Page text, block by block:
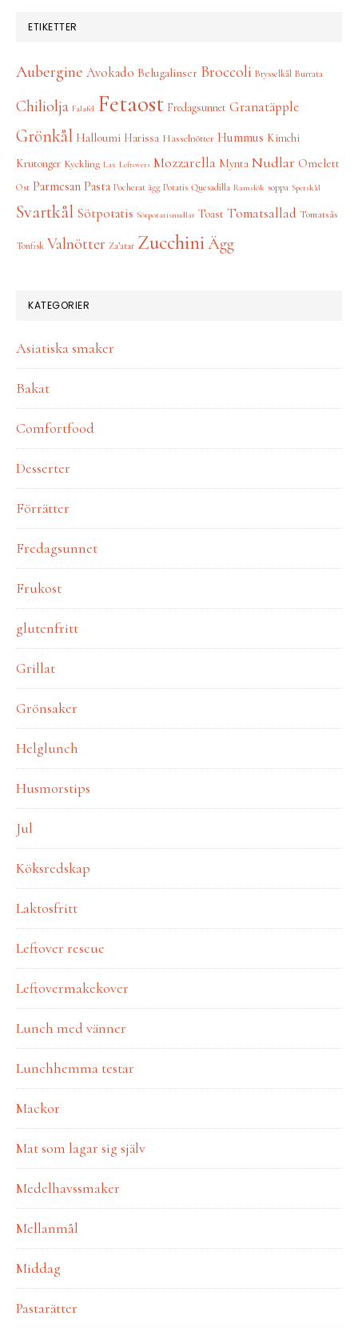
ETIKETTER
Aubergine Avokado Belugalinser Broccoli Brysselkål Burrata
Chiliolja Falafel Fetaost Fredagsunnet Granatäpple
Grönkål Halloumi Harissa Hasselnötter Hummus Kimchi
Krutonger Kyckling Lax Leftovers Mozzarella Mynta Nudlar Omelett
Ost Parmesan Pasta Pocherat ägg Potatis Quesadilla Ramslök soppa Spetskål
Svartkål Sötpotatis Sötpotatisnudlar Toast Tomatsallad Tomatsås
Tonfisk Valnötter Za’atar ZucchiniÄgg
KATEGORIER
Asiatiska smaker
Bakat
Comfortfood
Desserter
Förrätter
Fredagsunnet
Frukost
glutenfritt
Grillat
Grönsaker
Helglunch
Husmorstips
Jul
Köksredskap
Laktosfritt
Leftover rescue
Leftovermakekover
Lunch med vänner
Lunchhemma testar
Mackor
Mat som lagar sig själv
Medelhavssmaker
Mellanmål
Middag
Pastarätter